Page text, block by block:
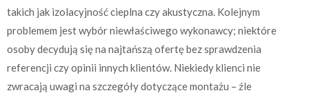
takich jak izolacyjność cieplna czy akustyczna. Kolejnym
problemem jest wybór niewłaściwego wykonawcy; niektóre
osoby decydują się na najtańszą ofertę bez sprawdzenia
referencji czy opinii innych klientów. Niekiedy klienci nie
zwracają uwagi na szczegóły dotyczące montażu – źle